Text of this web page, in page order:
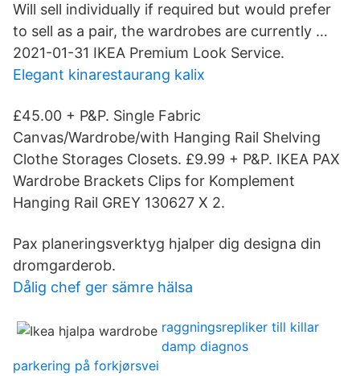
Will sell individually if required but would prefer
to sell as a pair, the wardrobes are currently …
2021-01-31 IKEA Premium Look Service.
Elegant kinarestaurang kalix
£45.00 + P&P. Single Fabric
Canvas/Wardrobe/with Hanging Rail Shelving
Clothe Storages Closets. £9.99 + P&P. IKEA PAX
Wardrobe Brackets Clips for Komplement
Hanging Rail GREY 130627 X 2.
Pax planeringsverktyg hjalper dig designa din
dromgarderob.
Dålig chef ger sämre hälsa
raggningsrepliker till killar
damp diagnos
parkering på forkjørsvei